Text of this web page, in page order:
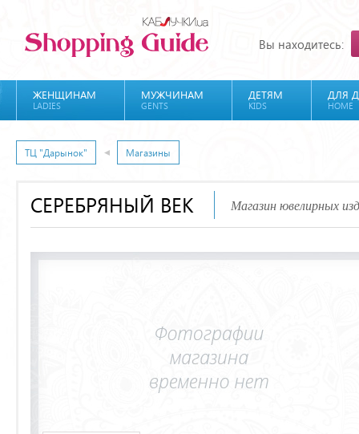
Вы находитесь:
ЖЕНЩИНАМ
LADIES
МУЖЧИНАМ
GENTS
ДЕТЯМ
KIDS
ДЛЯ
HOME
ТЦ "Дарынок" Магазины
СЕРЕБРЯНЫЙ ВЕК Магазин ювелирных